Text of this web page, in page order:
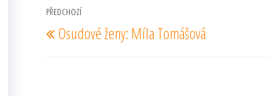
Navigace
pro
Předchozí
příspěvek
PŘEDCHOZÍ
Osudové ženy: Míla Tomášová